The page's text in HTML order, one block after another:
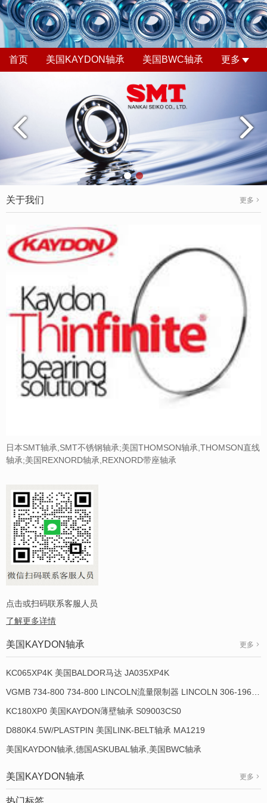
首页 美国KAYDON轴承 美国BWC轴承 更多
关于我们 更多
日本SMT轴承,SMT不锈钢轴承;美国THOMSON轴承,THOMSON直线
轴承;美国REXNORD轴承,REXNORD带座轴承
点击或扫码联系客服人员
了解更多详情
美国KAYDON轴承 更多
KC065XP4K 美国BALDOR马达 JA035XP4K
KC180XP0 美国KAYDON薄壁轴承 S09003CS0
D880K4.5W/PLASTPIN 美国LINK-BELT轴承 MA1219
美国KAYDON轴承,德国ASKUBAL轴承,美国BWC轴承
美国KAYDON轴承 更多
热门标签